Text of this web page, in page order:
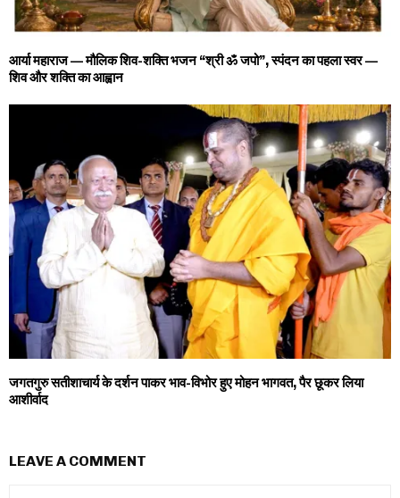
आर्या महाराज — मौलिक शिव-शक्ति भजन “श्री ॐ जपो”, स्पंदन का पहला स्वर —
शिव और शक्ति का आह्वान
जगतगुरु सतीशाचार्य के दर्शन पाकर भाव-विभोर हुए मोहन भागवत, पैर छूकर लिया
आशीर्वाद
LEAVE A COMMENT